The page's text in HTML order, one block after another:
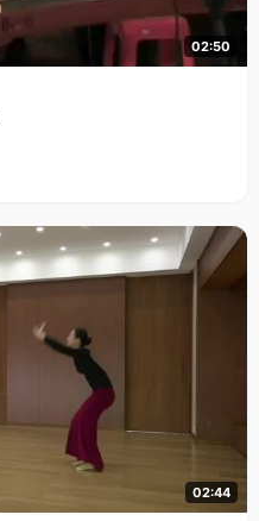
02:50
02:44